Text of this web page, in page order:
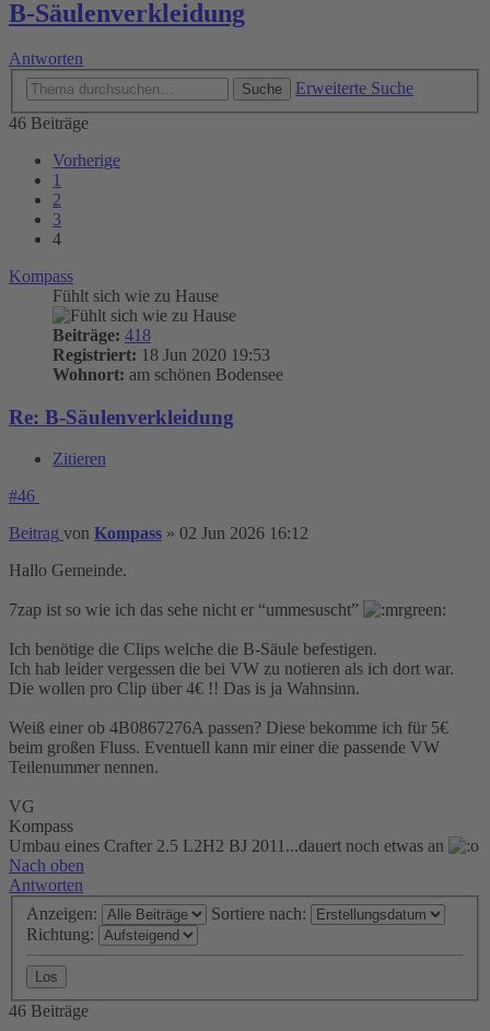
B-Säulenverkleidung
Antworten
Suche
Erweiterte Suche
46 Beiträge
Vorherige
1
2
3
4
Kompass
Fühlt sich wie zu Hause
Beiträge: 418
Registriert: 18 Jun 2020 19:53
Wohnort: am schönen Bodensee
Re: B-Säulenverkleidung
Zitieren
#46
Beitrag von Kompass » 02 Jun 2026 16:12
Hallo Gemeinde.
7zap ist so wie ich das sehe nicht er “ummesuscht”
Ich benötige die Clips welche die B-Säule befestigen.
Ich hab leider vergessen die bei VW zu notieren als ich dort war.
Die wollen pro Clip über 4€ !! Das is ja Wahnsinn.
Weiß einer ob 4B0867276A passen? Diese bekomme ich für 5€
beim großen Fluss. Eventuell kann mir einer die passende VW
Teilenummer nennen.
VG
Kompass
Umbau eines Crafter 2.5 L2H2 BJ 2011...dauert noch etwas an
Nach oben
Antworten
Anzeigen:
Sortiere nach:
Richtung:
46 Beiträge